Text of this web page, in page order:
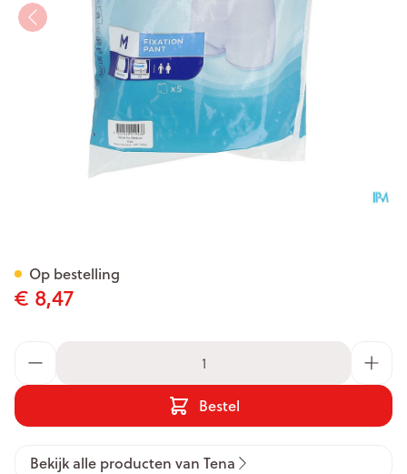
€ 8,47
Bestel
Op bestelling
Bekijk alle producten van Tena